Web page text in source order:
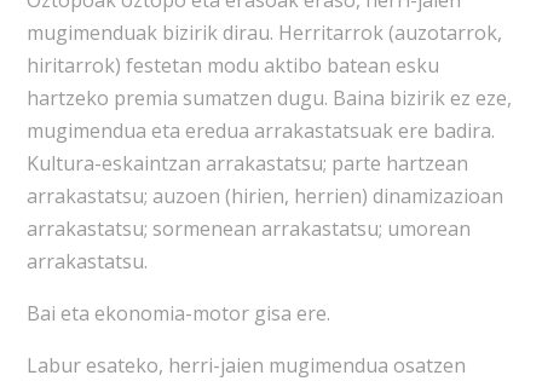
mugimenduak bizirik dirau. Herritarrok (auzotarrok,
hiritarrok) festetan modu aktibo batean esku
hartzeko premia sumatzen dugu. Baina bizirik ez eze,
mugimendua eta eredua arrakastatsuak ere badira.
Kultura-eskaintzan arrakastatsu; parte hartzean
arrakastatsu; auzoen (hirien, herrien) dinamizazioan
arrakastatsu; sormenean arrakastatsu; umorean
arrakastatsu.
Bai eta ekonomia-motor gisa ere.
Labur esateko, herri-jaien mugimendua osatzen